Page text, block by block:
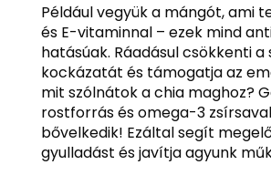
Például vegyük a mángót, ami
és E-vitaminnal – ezek mind
hatásúak. Ráadásul csökkenti
kockázatát és támogatja az
mit szólnátok a chia maghoz?
rostforrás és omega-3
bővelkedik! Ezáltal segít
gyulladást és javítja agyunk